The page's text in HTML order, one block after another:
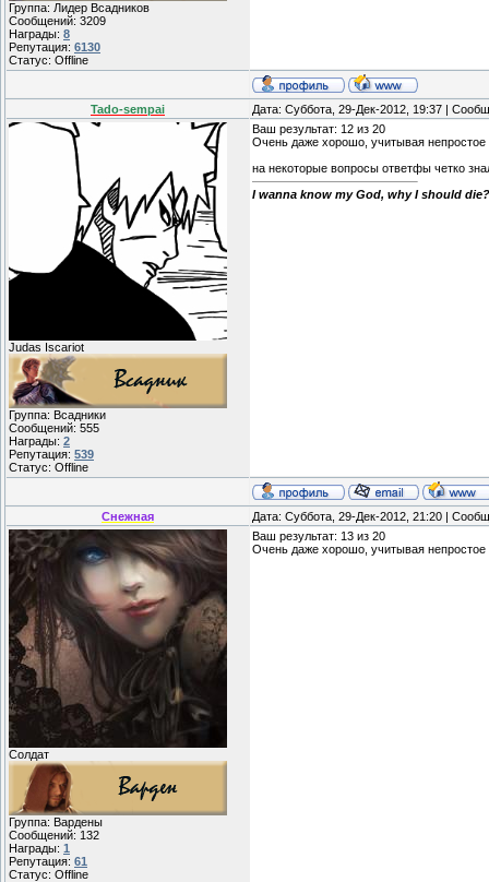
Группа: Лидер Всадников
Сообщений: 3209
Награды: 8
Репутация: 6130
Статус: Offline
Tado-sempai Дата: Суббота, 29-Дек-2012, 19:37 |
Judas Iscariot
Группа: Всадники
Сообщений: 555
Награды: 2
Репутация: 539
Статус: Offline
Ваш результат: 12 из 20
Очень даже хорошо, учитывая непростое
на некоторые вопросы ответфы четко
I wanna know my God, why I should
Снежная Дата: Суббота, 29-Дек-2012, 21:20 |
Солдат
Группа: Вардены
Сообщений: 132
Награды: 1
Репутация: 61
Статус: Offline
Ваш результат: 13 из 20
Очень даже хорошо, учитывая непростое